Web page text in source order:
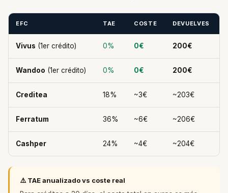
EFC TAE COSTE DEVUELVES
Vivus (1er crédito) 0% 0€ 200€
Wandoo (1er crédito) 0% 0€ 200€
Creditea 18% ~3€ ~203€
Ferratum 36% ~6€ ~206€
Cashper 24% ~4€ ~204€
⚠️ TAE anualizado vs coste real